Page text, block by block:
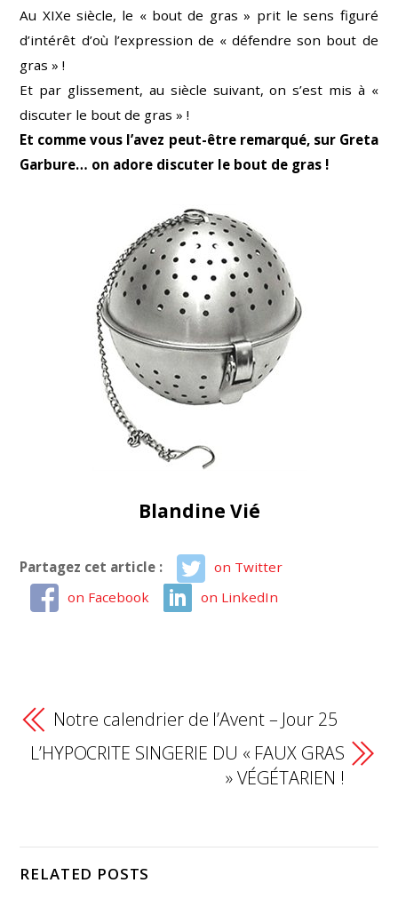
Au XIXe siècle, le « bout de gras » prit le sens figuré
d’intérêt d’où l’expression de « défendre son bout de
gras » !
Et par glissement, au siècle suivant, on s’est mis à «
discuter le bout de gras » !
Et comme vous l’avez peut-être remarqué, sur Greta
Garbure… on adore discuter le bout de gras !
Blandine Vié
Partagez cet article :
on Twitter
on Facebook
on LinkedIn
Notre calendrier de l’Avent – Jour 25
L’HYPOCRITE SINGERIE DU « FAUX GRAS
» VÉGÉTARIEN !
RELATED POSTS